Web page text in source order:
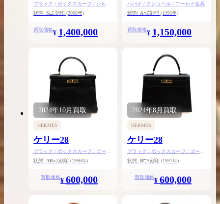
ブラック / ボックスカーフ / シルバ
ー金具
状態: S□L刻印 (2008年)
買取価格¥ 1,400,000
ハバナ / クシュベル / ゴールド金具
状態: A○Z刻印 (1996年)
買取価格¥ 1,150,000
2024年10月買取
HERMES
ケリー28
ブラック / ボックスカーフ / ゴール
ド金具
状態: AB○Z刻印 (1996年)
買取価格¥ 600,000
2024年8月買取
HERMES
ケリー28
ブラック / ボックスカーフ / ゴール
ド金具
状態: B□A刻印 (1997年)
買取価格¥ 600,000